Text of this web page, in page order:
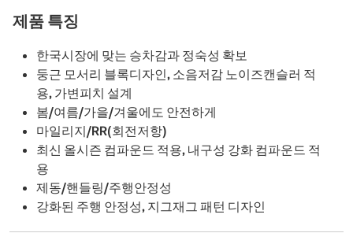
제품 특징
한국시장에 맞는 승차감과 정숙성 확보
둥근 모서리 블록디자인, 소음저감 노이즈캔슬러 적
용, 가변피치 설계
봄/여름/가을/겨울에도 안전하게
마일리지/RR(회전저항)
최신 올시즌 컴파운드 적용, 내구성 강화 컴파운드 적
용
제동/핸들링/주행안정성
강화된 주행 안정성, 지그재그 패턴 디자인